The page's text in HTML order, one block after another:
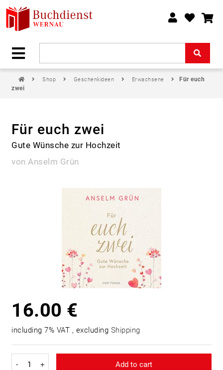
Shop Geschenkideen Erwachsene
Für euch
zwei
Für euch zwei
Gute Wünsche zur Hochzeit
von Anselm Grün
16.00 €
including 7% VAT , excluding Shipping
- + Add to cart